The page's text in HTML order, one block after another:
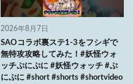
2026年8月7日
SAOコラボ裏ステ1-3をフシギで
無特攻攻略してみた！#妖怪ウォ
ッチぷにぷに #妖怪ウォッチ #ぷ
にぷに #short #shorts #shortvideo